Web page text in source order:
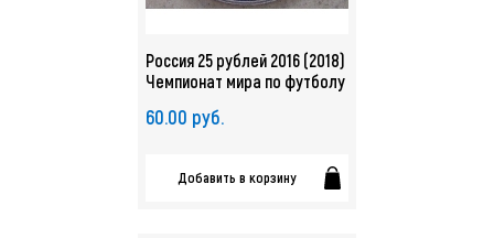
Россия 25 рублей 2016 (2018)
Чемпионат мира по футболу
0437
60.00 руб.
Добавить в корзину